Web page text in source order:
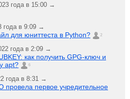
года в 15:00 →
года в 9:09 →
для юниттеста в Python? 2
года в 2:09 →
как получить GPG-ключ и
apt?
6
года в 8:31 →
первое учредительное